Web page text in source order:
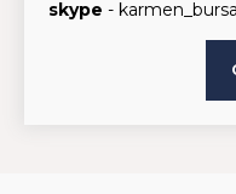
skype -